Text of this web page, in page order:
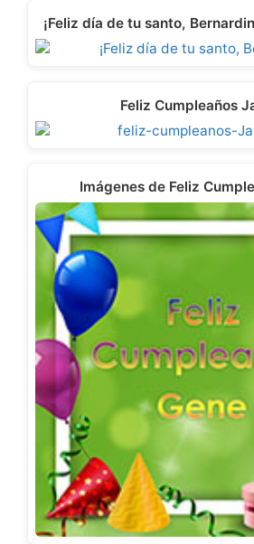
¡Feliz día de tu santo,
Feliz Cumpleaños
Imágenes de Feliz